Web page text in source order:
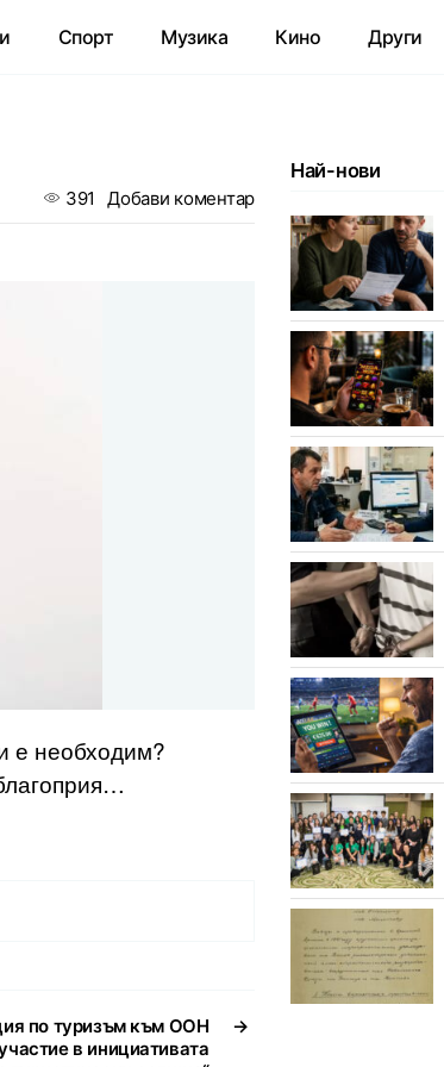
Спорт Музика Кино Други
391 Добави коментар
е необходим?
→
по туризъм към ООН
в инициативата
Най-нови